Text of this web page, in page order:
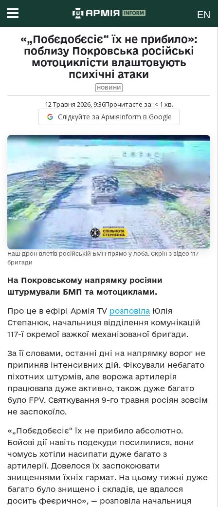
EN
«„Побєдобєсіє“ їх не прибило»:
поблизу Покровська російські
мотоциклісти влаштовують
психічні атаки
НОВИНИ
12 Травня 2026, 9:36Прочитаєте за: < 1 хв.
Слідкуйте за АрміяInform в Google
Наш дрон влетів російській БМП прямо у лоба. Скрін з відео 117
бригади
На Покровському напрямку росіяни
штурмували БМП та мотоциклами.
Про це в ефірі Армія TV розповіла Юлія
Степанюк, начальниця відділення комунікацій
117-ї окремої важкої механізованої бригади.
За її словами, останні дні на напрямку ворог не
припиняв інтенсивних дій. Фіксували небагато
піхотних штурмів, але ворожа артилерія
працювала дуже активно, також дуже багато
було FPV. Святкування 9-го травня росіян зовсім
не заспокоїло.
«„Побєдобєсіє“ їх не прибило абсолютно.
Бойові дії навіть подекуди посилилися, вони
чомусь хотіли насипати дуже багато з
артилерії. Довелося їх заспокоювати
знищеннями їхніх гармат. На цьому тижні дуже
багато було знищено і складів, це вдалося
досить феєрично», — розповіла начальниця